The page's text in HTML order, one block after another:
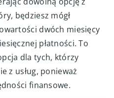
będziesz mógł
dwóch miesięcy
płatności. To
dla tych, którzy
z usług, ponieważ
finansowe.